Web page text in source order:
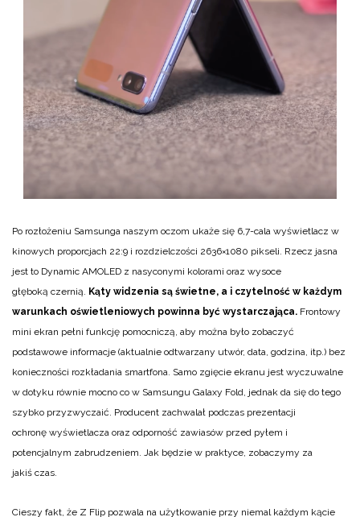
Po rozłożeniu Samsunga naszym oczom ukaże się 6,7-cala wyświetlacz w
kinowych proporcjach 22:9 i rozdzielczości 2636×1080 pikseli. Rzecz jasna
jest to Dynamic AMOLED z nasyconymi kolorami oraz wysoce
głęboką czernią. Kąty widzenia są świetne, a i czytelność w każdym
warunkach oświetleniowych powinna być wystarczająca. Frontowy
mini ekran pełni funkcję pomocniczą, aby można było zobaczyć
podstawowe informacje (aktualnie odtwarzany utwór, data, godzina, itp.) bez
konieczności rozkładania smartfona. Samo zgięcie ekranu jest wyczuwalne
w dotyku równie mocno co w Samsungu Galaxy Fold, jednak da się do tego
szybko przyzwyczaić. Producent zachwalał podczas prezentacji
ochronę wyświetlacza oraz odporność zawiasów przed pyłem i
potencjalnym zabrudzeniem. Jak będzie w praktyce, zobaczymy za
jakiś czas.
Cieszy fakt, że Z Flip pozwala na użytkowanie przy niemal każdym kącie